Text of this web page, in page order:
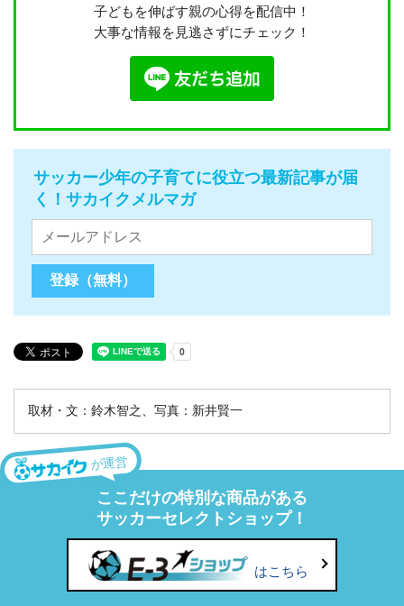
子どもを伸ばす親の心得を配信中！
大事な情報を見逃さずにチェック！
サッカー少年の子育てに役立つ最新記事が届
く！サカイクメルマガ
取材・文：鈴木智之、写真：新井賢一
が運営
ここだけの特別な商品がある
サッカーセレクトショップ！
はこちら